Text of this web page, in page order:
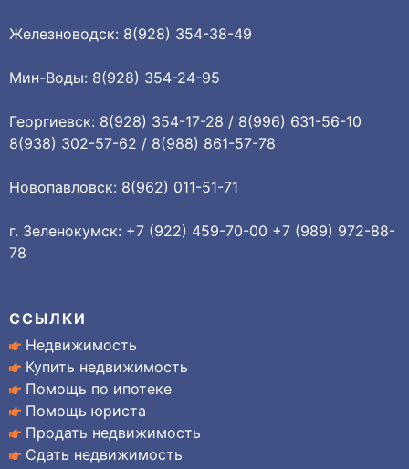
Железноводск: 8(928) 354-38-49
Мин-Воды: 8(928) 354-24-95
Георгиевск: 8(928) 354-17-28 / 8(996) 631-56-10
8(938) 302-57-62 / 8(988) 861-57-78
Новопавловск: 8(962) 011-51-71
г. Зеленокумск: +7 (922) 459-70-00 +7 (989) 972-88-
78
ССЫЛКИ
Недвижимость
Купить недвижимость
Помощь по ипотеке
Помощь юриста
Продать недвижимость
Сдать недвижимость